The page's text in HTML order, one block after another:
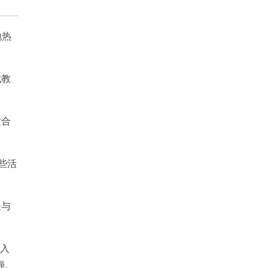
热
活